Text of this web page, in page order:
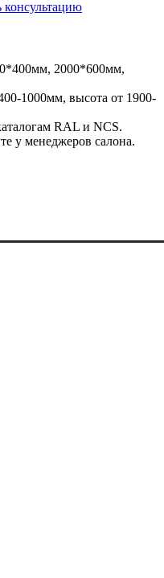
консультацию
2000*600мм,
1000мм, высота от 1900-
RAL и NCS.
у менеджеров салона.